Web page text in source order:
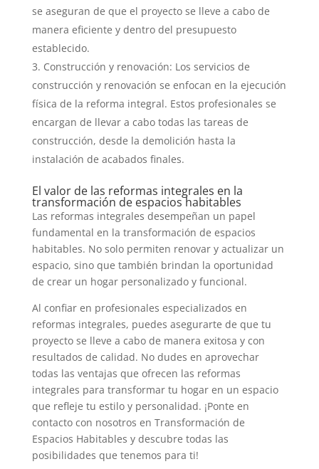
se aseguran de que el proyecto se lleve a cabo de
manera eficiente y dentro del presupuesto
establecido.
Construcción y renovación: Los servicios de
construcción y renovación se enfocan en la ejecución
física de la reforma integral. Estos profesionales se
encargan de llevar a cabo todas las tareas de
construcción, desde la demolición hasta la
instalación de acabados finales.
El valor de las reformas integrales en la
transformación de espacios habitables
Las reformas integrales desempeñan un papel
fundamental en la transformación de espacios
habitables. No solo permiten renovar y actualizar un
espacio, sino que también brindan la oportunidad
de crear un hogar personalizado y funcional.
Al confiar en profesionales especializados en
reformas integrales, puedes asegurarte de que tu
proyecto se lleve a cabo de manera exitosa y con
resultados de calidad. No dudes en aprovechar
todas las ventajas que ofrecen las reformas
integrales para transformar tu hogar en un espacio
que refleje tu estilo y personalidad. ¡Ponte en
contacto con nosotros en Transformación de
Espacios Habitables y descubre todas las
posibilidades que tenemos para ti!